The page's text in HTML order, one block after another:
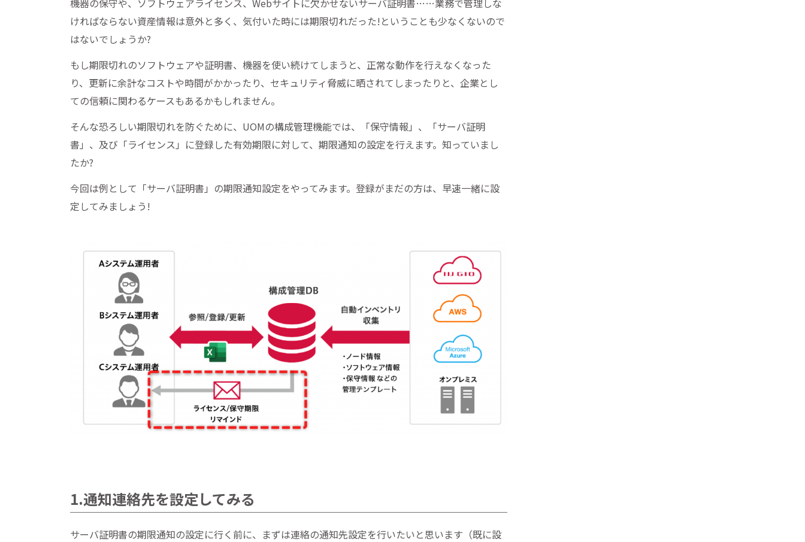
機器の保守や、ソフトウェアライセンス、Webサイトに欠かせないサーバ証明書……業務で管理しな
ければならない資産情報は意外と多く、気付いた時には期限切れだった!ということも少なくないので
はないでしょうか?
もし期限切れのソフトウェアや証明書、機器を使い続けてしまうと、正常な動作を行えなくなった
り、更新に余計なコストや時間がかかったり、セキュリティ脅威に晒されてしまったりと、企業とし
ての信頼に関わるケースもあるかもしれません。
そんな恐ろしい期限切れを防ぐために、UOMの構成管理機能では、「保守情報」、「サーバ証明
書」、及び「ライセンス」に登録した有効期限に対して、期限通知の設定を行えます。知っていまし
たか?
今回は例として「サーバ証明書」の期限通知設定をやってみます。登録がまだの方は、早速一緒に設
定してみましょう!
1.通知連絡先を設定してみる
サーバ証明書の期限通知の設定に行く前に、まずは連絡の通知先設定を行いたいと思います（既に設